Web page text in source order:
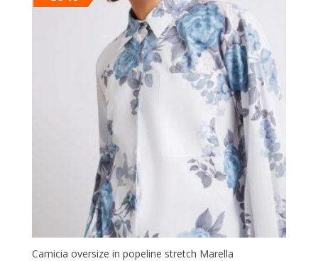
Camicia oversize in popeline stretch Marella